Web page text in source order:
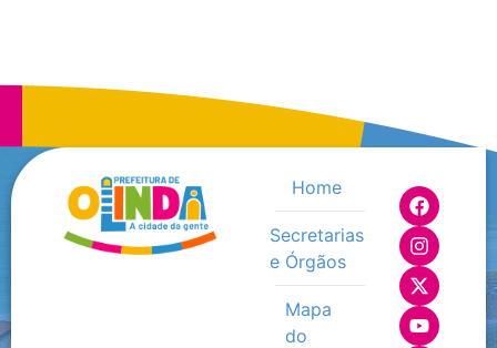
Home
Secretarias
e Órgãos
Mapa
do